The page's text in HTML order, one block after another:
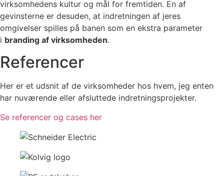
virksomhedens kultur og mål for fremtiden. En af
gevinsterne er desuden, at indretningen af jeres
omgivelser spilles på banen som en ekstra parameter
i branding af virksomheden.
Referencer
Her er et udsnit af de virksomheder hos hvem, jeg enten
har nuværende eller afsluttede indretningsprojekter.
Se referencer og cases her